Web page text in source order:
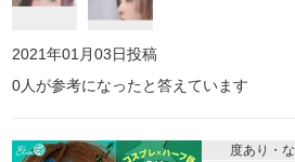
2021年01月03日投稿
0人が参考になったと答えています
度あり・